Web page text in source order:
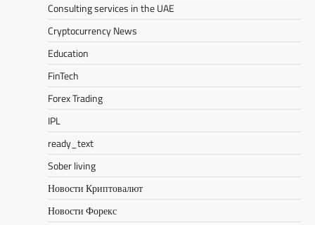
Consulting services in the UAE
Cryptocurrency News
Education
FinTech
Forex Trading
IPL
ready_text
Sober living
Новости Криптовалют
Новости Форекс